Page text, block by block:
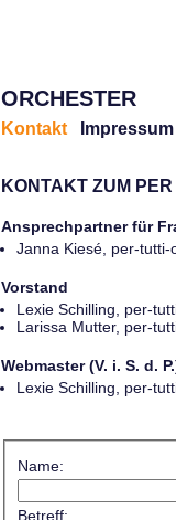
ORCHESTER
Kontakt Impressum
KONTAKT ZUM PER
Ansprechpartner für
Janna Kiesé, per-
Vorstand
Lexie Schilling, per-
Larissa Mutter, per-
Webmaster (V. i. S. d.
Lexie Schilling, per-
Name:
Betreff: